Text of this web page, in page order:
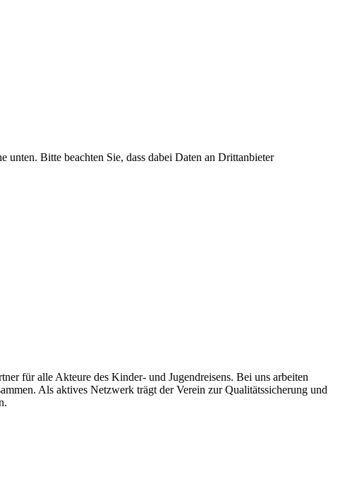
Bitte beachten Sie, dass dabei Daten an Drittanbieter
für alle Akteure des Kinder- und Jugendreisens. Bei uns arbeiten
Als aktives Netzwerk trägt der Verein zur Qualitätssicherung und